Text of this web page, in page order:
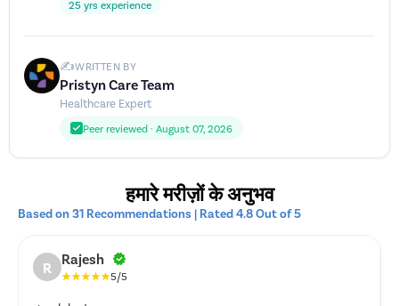
25 yrs experience
✍️WRITTEN BY
Pristyn Care Team
Healthcare Expert
Peer reviewed · August 07, 2026
हमारे मरीज़ों के अनुभव
Based on 31 Recommendations | Rated 4.8 Out of 5
R Rajesh
5/5